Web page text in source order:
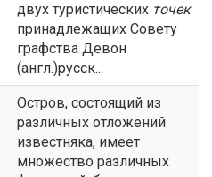
двух туристических точек
принадлежащих Совету
графства Девон
(англ.)русск...
Остров, состоящий из
различных отложений
известняка, имеет
множество различных